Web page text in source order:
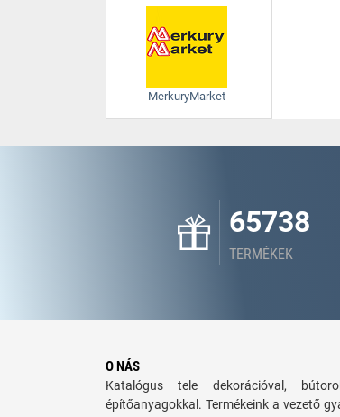
MerkuryMarket
65738
TERMÉKEK
O NÁS
Katalógus tele dekorációval,
építőanyagokkal. Termékeink a vezető